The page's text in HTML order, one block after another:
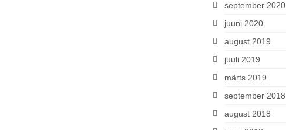
september 2020
juuni 2020
august 2019
juuli 2019
märts 2019
september 2018
august 2018